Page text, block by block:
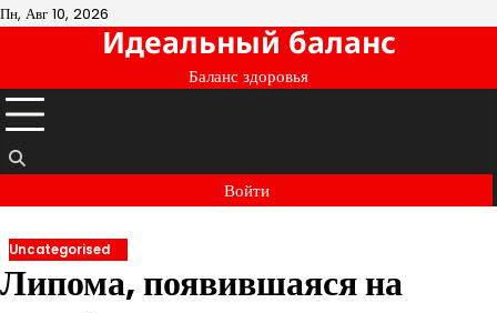
Перейти
Пн, Авг 10, 2026
Идеальный баланс
Баланс здоровья
Войти
Uncategorised
Липома, появившаяся на